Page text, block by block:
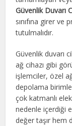
Güvenlik Duvarı
sınıfına girer
tutulmalıdır.
Güvenlik duvarı
ağ cihazı gibi
işlemciler, özel
depolama
çok katmanlı
nedenle içerdiği
değer taşır hem